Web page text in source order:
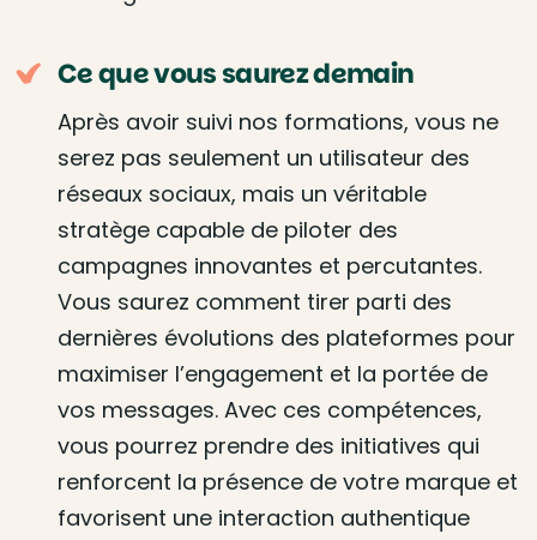
Ce que vous saurez demain
Après avoir suivi nos formations, vous ne
serez pas seulement un utilisateur des
réseaux sociaux, mais un véritable
stratège capable de piloter des
campagnes innovantes et percutantes.
Vous saurez comment tirer parti des
dernières évolutions des plateformes pour
maximiser l’engagement et la portée de
vos messages. Avec ces compétences,
vous pourrez prendre des initiatives qui
renforcent la présence de votre marque et
favorisent une interaction authentique